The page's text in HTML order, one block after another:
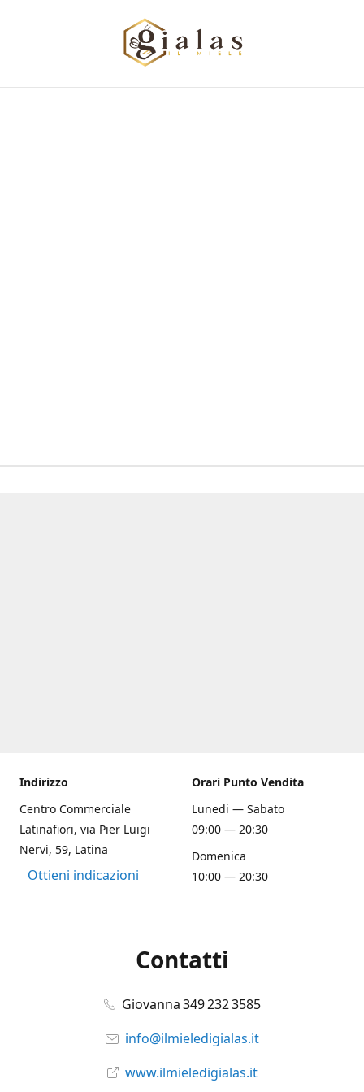
Indirizzo
Centro Commerciale
Latinafiori, via Pier Luigi
Nervi, 59, Latina
Ottieni indicazioni
Orari Punto Vendita
Lunedi — Sabato
09:00 — 20:30
Domenica
10:00 — 20:30
Contatti
Giovanna 349 232 3585
info@ilmieledigialas.it
www.ilmieledigialas.it